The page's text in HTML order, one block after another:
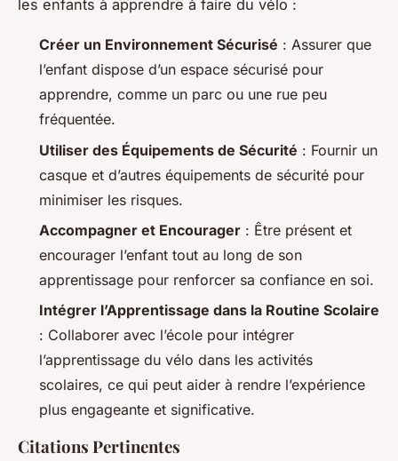
les enfants à apprendre à faire du vélo :
Créer un Environnement Sécurisé : Assurer que
l’enfant dispose d’un espace sécurisé pour
apprendre, comme un parc ou une rue peu
fréquentée.
Utiliser des Équipements de Sécurité : Fournir un
casque et d’autres équipements de sécurité pour
minimiser les risques.
Accompagner et Encourager : Être présent et
encourager l’enfant tout au long de son
apprentissage pour renforcer sa confiance en soi.
Intégrer l’Apprentissage dans la Routine Scolaire
: Collaborer avec l’école pour intégrer
l’apprentissage du vélo dans les activités
scolaires, ce qui peut aider à rendre l’expérience
plus engageante et significative.
Citations Pertinentes